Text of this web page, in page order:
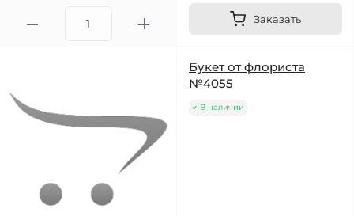
Заказать
Букет от флориста
№4055
В наличии